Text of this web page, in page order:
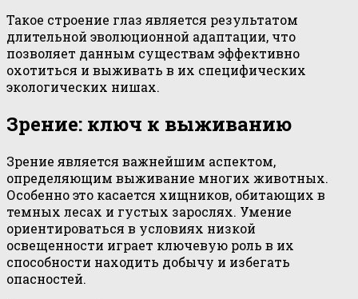
Такое строение глаз является результатом
длительной эволюционной адаптации, что
позволяет данным существам эффективно
охотиться и выживать в их специфических
экологических нишах.
Зрение: ключ к выживанию
Зрение является важнейшим аспектом,
определяющим выживание многих животных.
Особенно это касается хищников, обитающих в
темных лесах и густых зарослях. Умение
ориентироваться в условиях низкой
освещенности играет ключевую роль в их
способности находить добычу и избегать
опасностей.